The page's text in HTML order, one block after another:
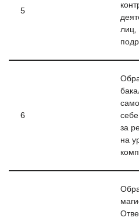
5
лиц,
6
за
на